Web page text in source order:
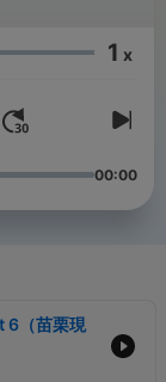
作邀約👉 07-
透，找你快樂
1 x
00:00
6（苗栗現